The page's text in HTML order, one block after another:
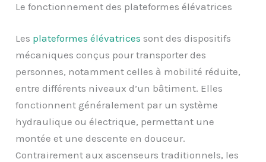
Le fonctionnement des plateformes élévatrices
Les plateformes élévatrices sont des dispositifs
mécaniques conçus pour transporter des
personnes, notamment celles à mobilité réduite,
entre différents niveaux d’un bâtiment. Elles
fonctionnent généralement par un système
hydraulique ou électrique, permettant une
montée et une descente en douceur.
Contrairement aux ascenseurs traditionnels, les